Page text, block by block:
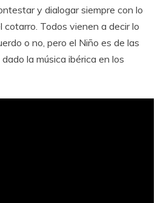
y dialogar siempre con lo
Todos vienen a decir lo
o no, pero el Niño es de las
la música ibérica en los